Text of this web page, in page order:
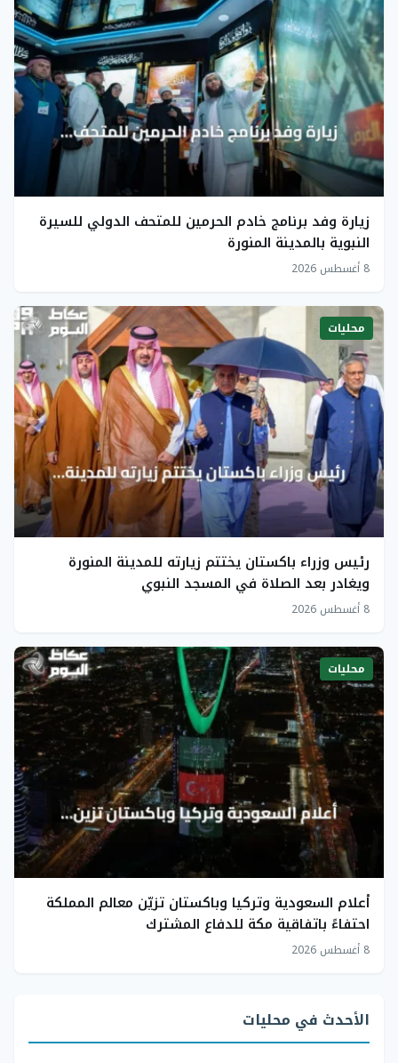
زيارة وفد برنامج خادم الحرمين للمتحف الدولي للسيرة
النبوية بالمدينة المنورة
8 أغسطس 2026
محليات
رئيس وزراء باكستان يختتم زيارته للمدينة المنورة
ويغادر بعد الصلاة في المسجد النبوي
8 أغسطس 2026
محليات
أعلام السعودية وتركيا وباكستان تزيّن معالم المملكة
احتفاءً باتفاقية مكة للدفاع المشترك
8 أغسطس 2026
الأحدث في محليات